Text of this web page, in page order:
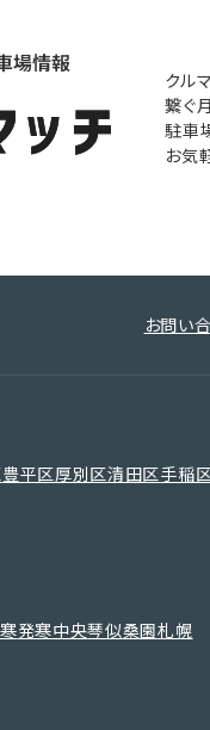
場情報
クル
繋ぐ
駐車
お気
お問い
豊平区厚別区清田区手稲
発寒中央琴似桑園札幌